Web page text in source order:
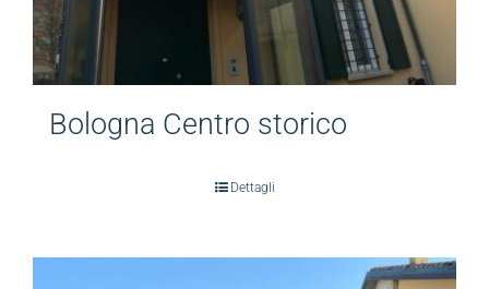
Bologna Centro storico
Dettagli